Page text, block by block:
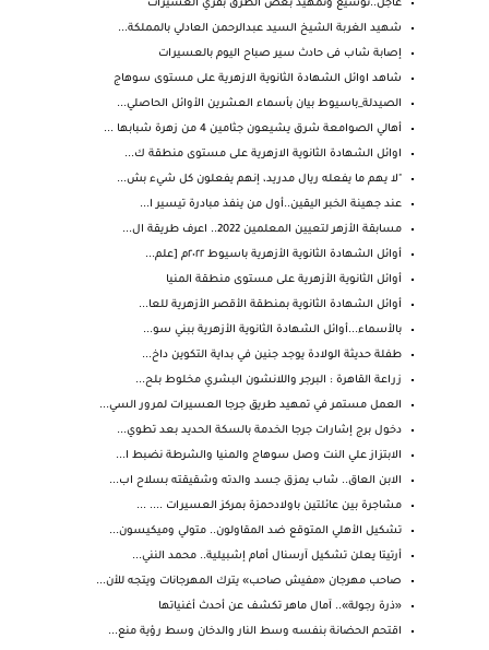
عاجل..توسيع وتمهيد بعض الطرق بقري العسيرات
شهيد الغربة الشيخ السيد عبدالرحمن العادلي بالمملكة...
إصابة شاب فى حادث سير صباح اليوم بالعسيرات
شاهد اوائل الشهادة الثانوية الازهرية على مستوى سوهاج
الصيدلة_باسيوط بيان بأسماء العشرين الأوائل الحاصلي...
أهالي الصوامعة شرق يشيعون جثامين 4 من زهرة شبابها ...
اوائل الشهادة الثانوية الازهرية على مستوى منطقة ك...
"لا يهم ما يفعله ريال مدريد، إنهم يفعلون كل شيء بش...
عند جهينة الخبر اليقين..أول من ينفذ مبادرة تيسير ا...
مسابقة الأزهر لتعيين المعلمين 2022.. اعرف طريقة ال...
أوائل الشهادة الثانوية الأزهرية باسيوط ٢٠٢٢م [علم...
أوائل الثانوية الأزهرية على مستوى منطقة المنيا
أوائل الشهادة الثانوية بمنطقة الأقصر الأزهرية للعا...
بالأسماء...أوائل الشهادة الثانوية الأزهرية ببني سو...
طفلة حديثة الولادة يوجد جنين في بداية التكوين داخ...
زراعة القاهرة : البرجر واللانشون البشري مخلوط بلح...
العمل مستمر في تمهيد طريق جرجا العسيرات لمرور السي...
دخول برج إشارات جرجا الخدمة بالسكة الحديد بعد تطوي...
الابتزاز علي النت وصل سوهاج والمنيا والشرطة نضبط ا...
الابن العاق.. شاب يمزق جسد والدته وشقيقته بسلاح اب...
مشاجرة بين عائلتين باولادحمزة بمركز العسيرات .... ...
تشكيل الأهلي المتوقع ضد المقاولون.. متولي وميكيسون...
أرتيتا يعلن تشكيل آرسنال أمام إشبيلية.. محمد النني...
صاحب مهرجان «مفيش صاحب» يترك المهرجانات ويتجه للأن...
«ذرة رجولة».. آمال ماهر تكشف عن أحدث أغنياتها
اقتحم الحضانة بنفسه وسط النار والدخان وسط رؤية منع...